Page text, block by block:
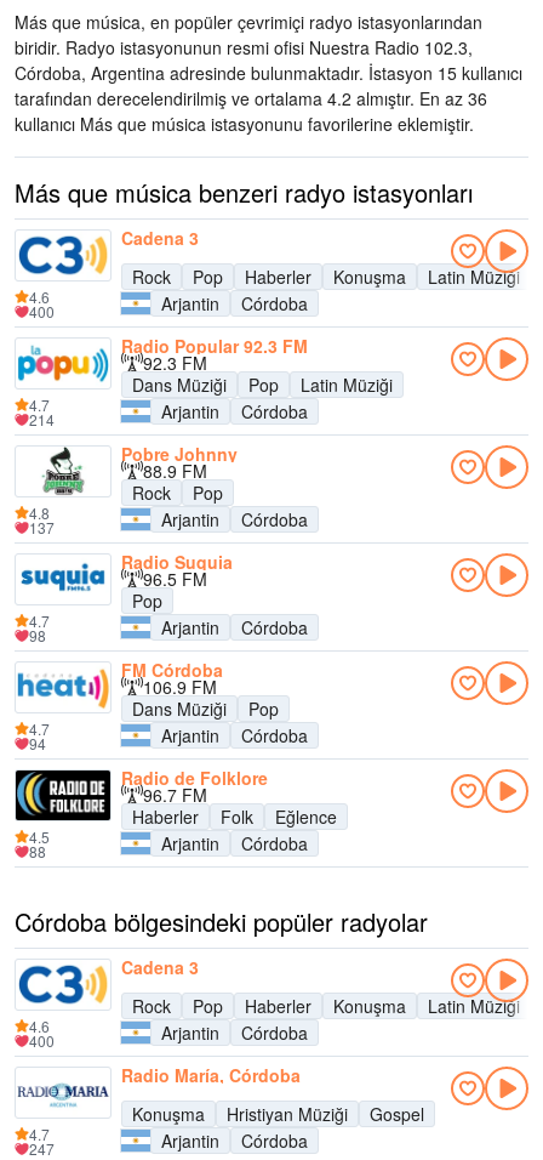
Más que música, en popüler çevrimiçi radyo istasyonlarından
biridir. Radyo istasyonunun resmi ofisi Nuestra Radio 102.3,
Córdoba, Argentina adresinde bulunmaktadır. İstasyon 15 kullanıcı
tarafından derecelendirilmiş ve ortalama 4.2 almıştır. En az 36
kullanıcı Más que música istasyonunu favorilerine eklemiştir.
Más que música benzeri radyo istasyonları
Cadena 3
Rock
Pop Haberler Konuşma Latin Müziği
Arjantin
Córdoba
4.6
400
Radio Popular 92.3 FM
92.3 FM
Dans Müziği
Pop
Latin Müziği
Arjantin
Córdoba
4.7
214
Pobre Johnny
88.9 FM
Rock
Pop
Arjantin
Córdoba
4.8
137
Radio Suquia
96.5 FM
Pop
Arjantin
Córdoba
4.7
98
FM Córdoba
106.9 FM
Dans Müziği
Pop
Arjantin
Córdoba
4.7
94
Radio de Folklore
96.7 FM
Haberler
Folk
Eğlence
Arjantin
Córdoba
4.5
88
Córdoba bölgesindeki popüler radyolar
Cadena 3
Rock
Pop Haberler Konuşma Latin Müziği
Arjantin
Córdoba
4.6
400
Radio María, Córdoba
Konuşma
Hristiyan Müziği
Gospel
Arjantin
Córdoba
4.7
247